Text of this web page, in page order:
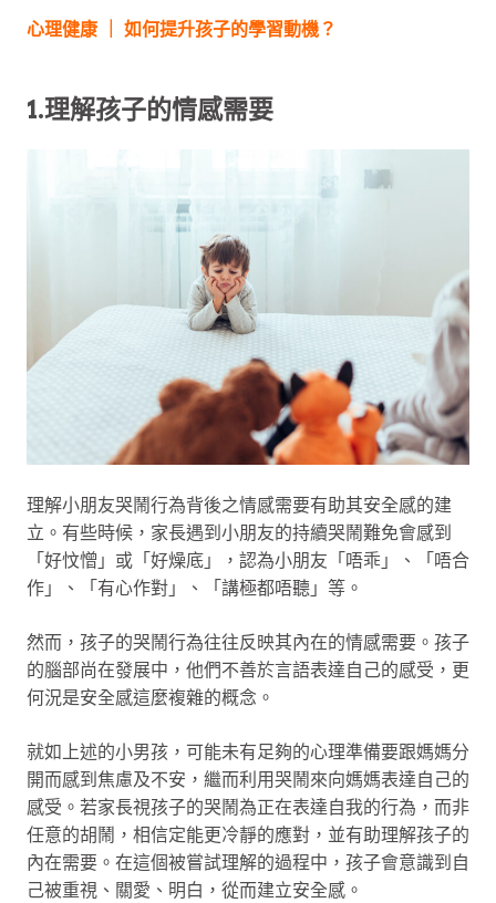
心理健康 ｜ 如何提升孩子的學習動機？
1.理解孩子的情感需要
理解小朋友哭鬧行為背後之情感需要有助其安全感的建
立。有些時候，家長遇到小朋友的持續哭鬧難免會感到
「好忟憎」或「好燥底」，認為小朋友「唔乖」、「唔合
作」、「有心作對」、「講極都唔聽」等。
然而，孩子的哭鬧行為往往反映其內在的情感需要。孩子
的腦部尚在發展中，他們不善於言語表達自己的感受，更
何況是安全感這麼複雜的概念。
就如上述的小男孩，可能未有足夠的心理準備要跟媽媽分
開而感到焦慮及不安，繼而利用哭鬧來向媽媽表達自己的
感受。若家長視孩子的哭鬧為正在表達自我的行為，而非
任意的胡鬧，相信定能更冷靜的應對，並有助理解孩子的
內在需要。在這個被嘗試理解的過程中，孩子會意識到自
己被重視、關愛、明白，從而建立安全感。